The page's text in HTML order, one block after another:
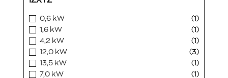
0,6 kW
(1)
1,6 kW
(1)
4,2 kW
(1)
12,0 kW
(3)
13,5 kW
(1)
7,0 kW
(1)